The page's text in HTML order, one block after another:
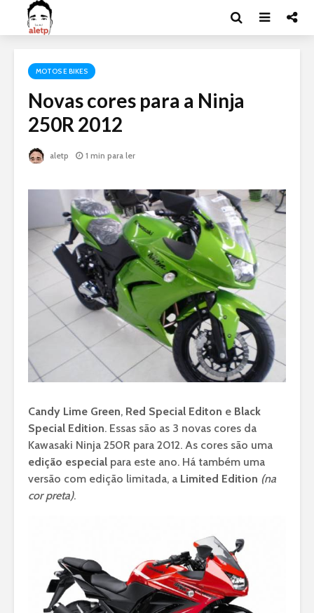
MOTOS E BIKES
Novas cores para a Ninja
250R 2012
aletp 1 min para ler
Candy Lime Green, Red Special Editon e Black
Special Edition. Essas são as 3 novas cores da
Kawasaki Ninja 250R para 2012. As cores são uma
edição especial para este ano. Há também uma
versão com edição limitada, a Limited Edition (na
cor preta).